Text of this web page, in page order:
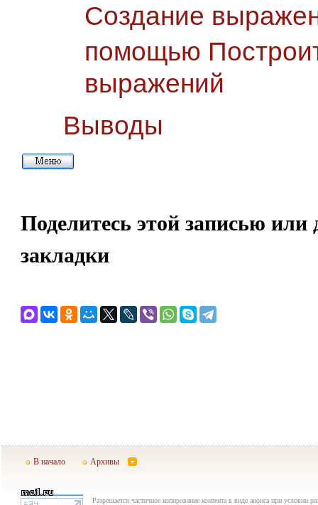
Создание
помощью
выражений
Выводы
Поделитесь этой записью или
закладки
В начало Архивы
Разрешается частичное копирование контента в виде анонса при условии